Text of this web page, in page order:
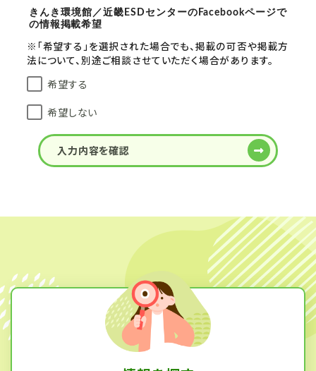
きんき環境館／近畿ESDセンターのFacebookページで
の情報掲載希望
※「希望する」を選択された場合でも、掲載の可否や掲載方
法について、別途ご相談させていただく場合があります。
希望する
希望しない
入力内容を確認